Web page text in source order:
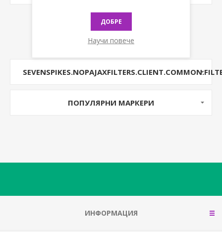
ПОПУЛЯРНИ МАРКЕРИ
ИНФОРМАЦИЯ
ДОБРЕ
Научи повече